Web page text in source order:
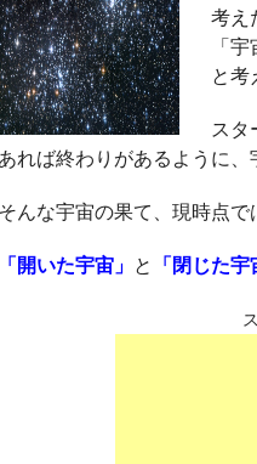
考え
「
と考
スタ
あれば終わりがあるように
そんな宇宙の果て、現時点
「開いた宇宙」 と 「閉じた宇